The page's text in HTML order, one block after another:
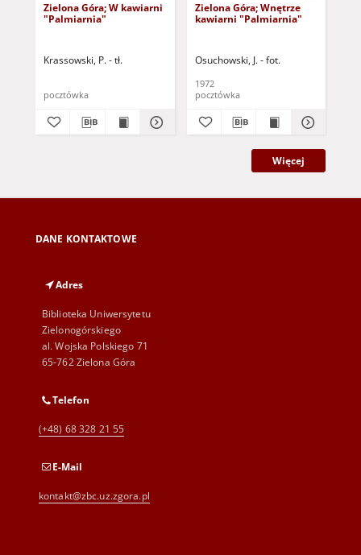
Zielona Góra; W kawiarni
"Palmiarnia"
Krassowski, P. - tł.
pocztówka
Zielona Góra; Wnętrze
kawiarni "Palmiarnia"
Osuchowski, J. - fot.
1972
pocztówka
Więcej
DANE KONTAKTOWE
Adres
Biblioteka Uniwersytetu
Zielonogórskiego
al. Wojska Polskiego 71
65-762 Zielona Góra
Telefon
(+48) 68 328 21 55
E-Mail
kontakt@zbc.uz.zgora.pl